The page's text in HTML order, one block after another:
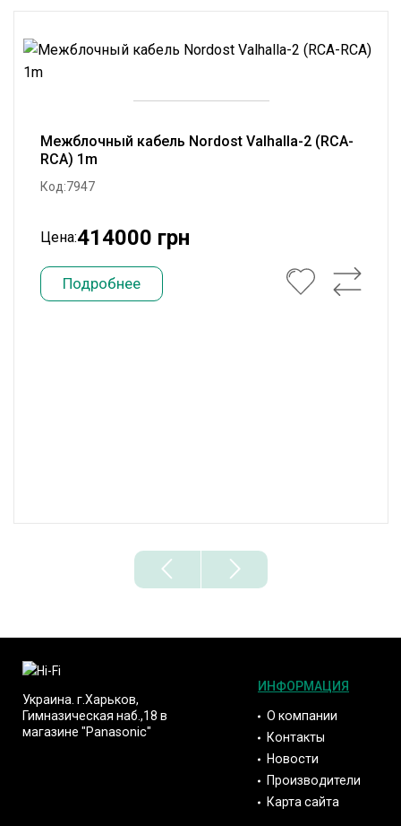
Межблочный кабель Nordost Valhalla-2 (RCA-
RCA) 1m
Код:7947
Цена:414000 грн
Подробнее
Украина. г.Харьков,
Гимназическая наб.,18 в
магазине "Panasonic"
ИНФОРМАЦИЯ
О компании
Контакты
Новости
Производители
Карта сайта